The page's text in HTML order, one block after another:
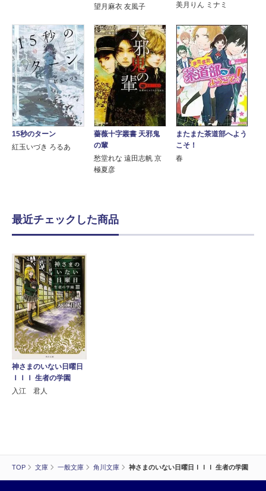
TOP 文庫 一般文庫 角川文庫 神さまのいない日曜日ＩＩＩ 生者の学園
望月麻衣 友風子
美月りん ミナミ
15秒のターン
紅玉いづき ろるあ
薔薇十字叢書 天邪鬼
の輩
愁堂れな 遠田志帆 京
極夏彦
またまた茶道部へよう
こそ！
春
最近チェックした商品
神さまのいない日曜日
ＩＩＩ 生者の学園
入江 君人